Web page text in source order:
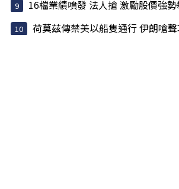
16檔業績噴發 法人搶 激勵股價強
荷莫茲傳禁美以船隻通行 伊朗嗆聲